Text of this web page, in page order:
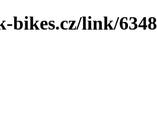
bikes.cz/link/6348